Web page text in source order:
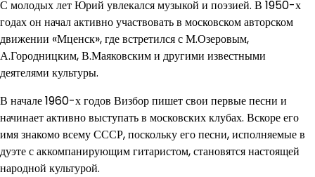
С молодых лет Юрий увлекался музыкой и поэзией. В 1950-х
годах он начал активно участвовать в московском авторском
движении «Мценск», где встретился с М.Озеровым,
А.Городницким, В.Маяковским и другими известными
деятелями культуры.
В начале 1960-х годов Визбор пишет свои первые песни и
начинает активно выступать в московских клубах. Вскоре его
имя знакомо всему СССР, поскольку его песни, исполняемые в
дуэте с аккомпанирующим гитаристом, становятся настоящей
народной культурой.